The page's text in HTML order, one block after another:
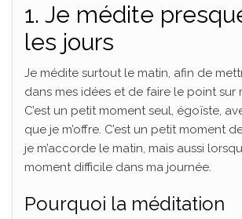
1. Je médite
les jours
Je médite surtout le matin, afin de
dans mes idées et de faire le point sur
C’est un petit moment seul, égoïste,
que je m’offre. C’est un petit moment
je m’accorde le matin, mais aussi
moment difficile dans ma journée.
Pourquoi la méditation